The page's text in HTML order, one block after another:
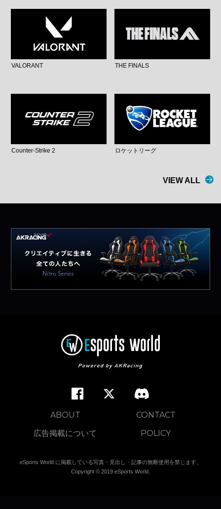
VALORANT THE FINALS
Counter-Strike 2 ロケットリーグ
VIEW ALL
ABOUT
CONTACT
広告掲載について
POLICY
eSports World に掲載している写真・見出し・記事の無断使用を禁じます。
Copyright © 2019 eSports World.